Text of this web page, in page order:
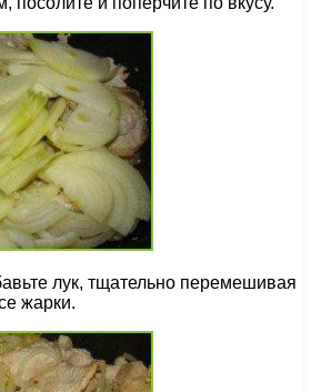
лук, тщательно перемешивая
жарки.